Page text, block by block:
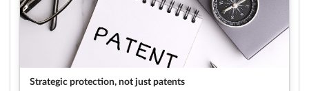
Strategic protection, not just patents